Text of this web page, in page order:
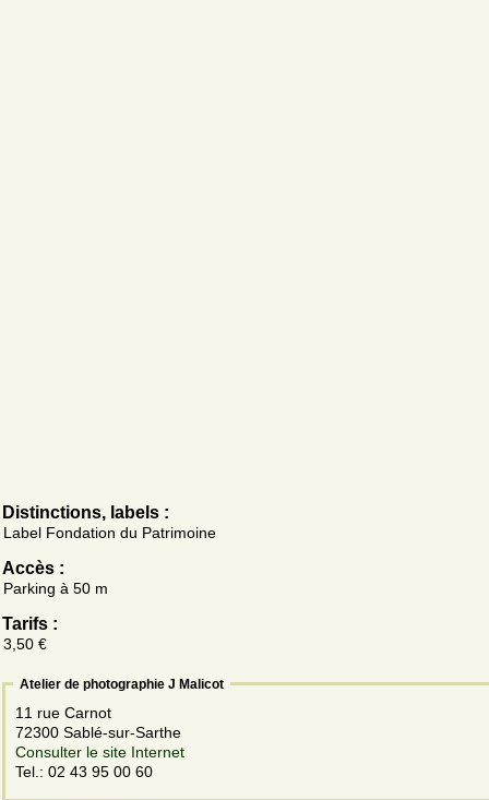
Distinctions, labels :
Label Fondation du Patrimoine
Accès :
Parking à 50 m
Tarifs :
3,50 €
Atelier de photographie J Malicot
11 rue Carnot
72300 Sablé-sur-Sarthe
Consulter le site Internet
Tel.: 02 43 95 00 60